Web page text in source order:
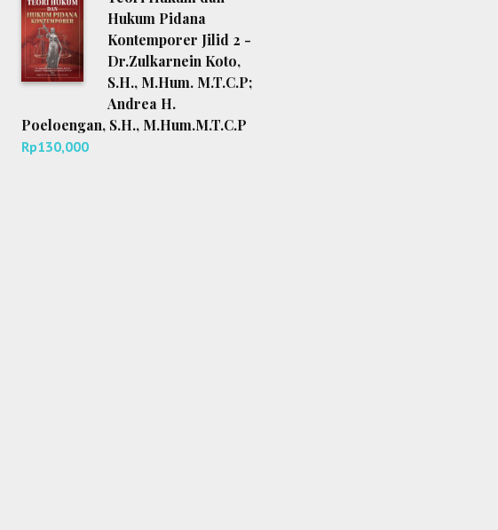
Hukum Pidana
Kontemporer Jilid 2 -
Dr.Zulkarnein Koto,
S.H., M.Hum. M.T.C.P;
Andrea H.
Poeloengan, S.H., M.Hum.M.T.C.P
Rp130,000